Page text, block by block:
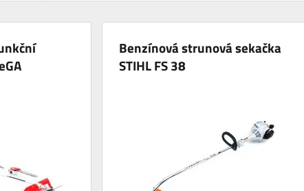
Benzínová strunová sekačka
STIHL FS 38